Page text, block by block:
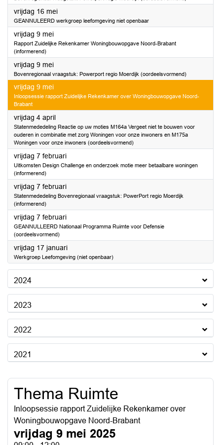
vrijdag 16 mei2025
GEANNULEERD werkgroep leefomgeving niet openbaar
vrijdag 9 mei2025
Rapport Zuidelijke Rekenkamer Woningbouwopgave Noord-Brabant
(informerend)
vrijdag 9 mei2025
Bovenregionaal vraagstuk: Powerport regio Moerdijk (oordeelsvormend)
vrijdag 9 mei2025
Inloopsessie rapport Zuidelijke Rekenkamer over Woningbouwopgave Noord-
Brabant
vrijdag 4 april2025
Statenmededeling Reactie op uw moties M164a Vergeet niet te bouwen voor
ouderen in combinatie met zorg Woningen voor onze inwoners en M175a
Woningen voor onze inwoners (oordeelsvormend)
vrijdag 7 februari2025
Uitkomsten Design Challenge en onderzoek motie meer betaalbare woningen
(informerend)
vrijdag 7 februari2025
Statenmededeling Bovenregionaal vraagstuk: PowerPort regio Moerdijk
(informerend)
vrijdag 7 februari2025
GEANNULLEERD Nationaal Programma Ruimte voor Defensie
(oordeelsvormend)
vrijdag 17 januari2025
Werkgroep Leefomgeving (niet openbaar)
2024
2023
2022
2021
Thema Ruimte
Inloopsessie rapport Zuidelijke Rekenkamer over
Woningbouwopgave Noord-Brabant
vrijdag 9 mei 2025